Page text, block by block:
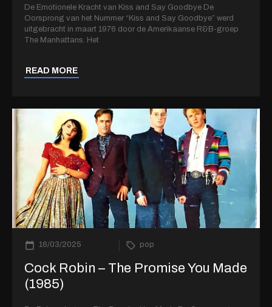
De Emotionele Kracht van Kiss and Say Goodbye De
Oorsprong van het Nummer “Kiss and Say Goodbye” werd
uitgebracht in maart 1976 door de Amerikaanse R&B-groep
The Manhattans. Het
READ MORE
16/03/2025 pop
Cock Robin – The Promise You Made
(1985)